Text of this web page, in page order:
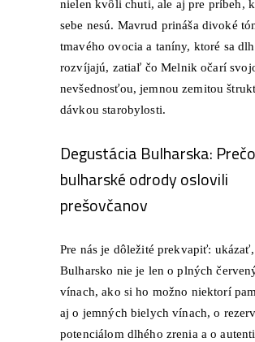
nielen kvôli chuti, ale aj pre príbeh,
sebe nesú. Mavrud prináša divoké
tmavého ovocia a taníny, ktoré sa
rozvíjajú, zatiaľ čo Melnik očarí
nevšednosťou, jemnou zemitou
dávkou starobylosti.
Degustácia Bulharska:
bulharské odrody oslovili
prešovčanov
Pre nás je dôležité prekvapiť: ukázať,
Bulharsko nie je len o plných
vínach, ako si ho možno niektorí
aj o jemných bielych vínach, o
potenciálom dlhého zrenia a o